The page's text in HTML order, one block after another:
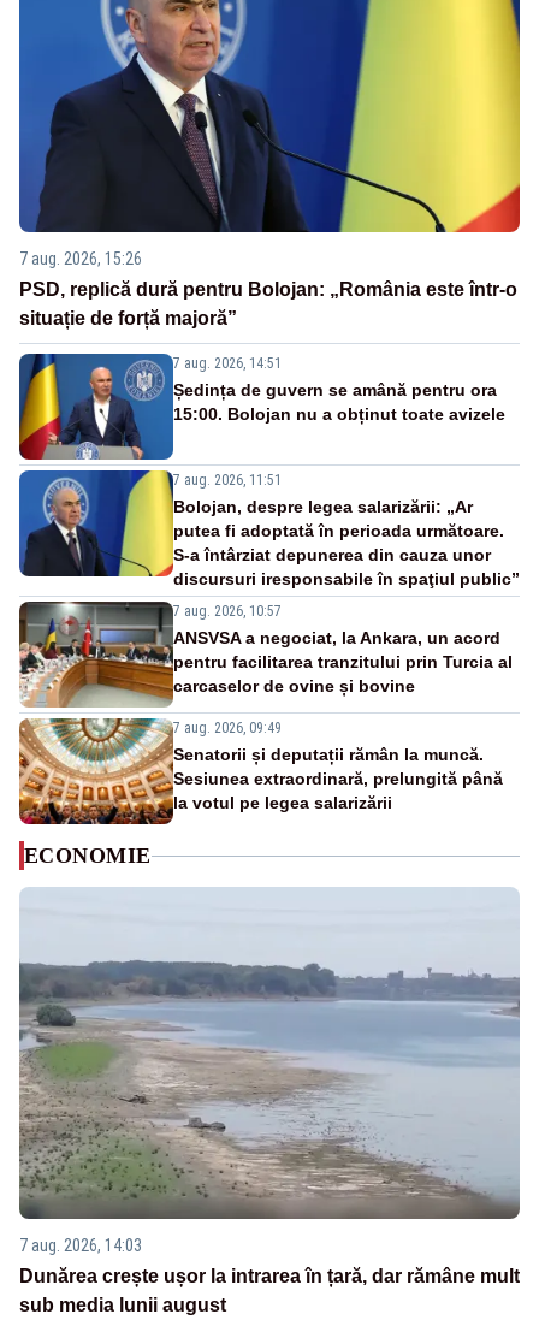
7 aug. 2026, 15:26
PSD, replică dură pentru Bolojan: „România este într-o
situație de forță majoră”
7 aug. 2026, 14:51
Ședința de guvern se amână pentru ora
15:00. Bolojan nu a obținut toate avizele
7 aug. 2026, 11:51
Bolojan, despre legea salarizării: „Ar
putea fi adoptată în perioada următoare.
S-a întârziat depunerea din cauza unor
discursuri iresponsabile în spaţiul public”
7 aug. 2026, 10:57
ANSVSA a negociat, la Ankara, un acord
pentru facilitarea tranzitului prin Turcia al
carcaselor de ovine și bovine
7 aug. 2026, 09:49
Senatorii și deputații rămân la muncă.
Sesiunea extraordinară, prelungită până
la votul pe legea salarizării
ECONOMIE
7 aug. 2026, 14:03
Dunărea crește ușor la intrarea în țară, dar rămâne mult
sub media lunii august